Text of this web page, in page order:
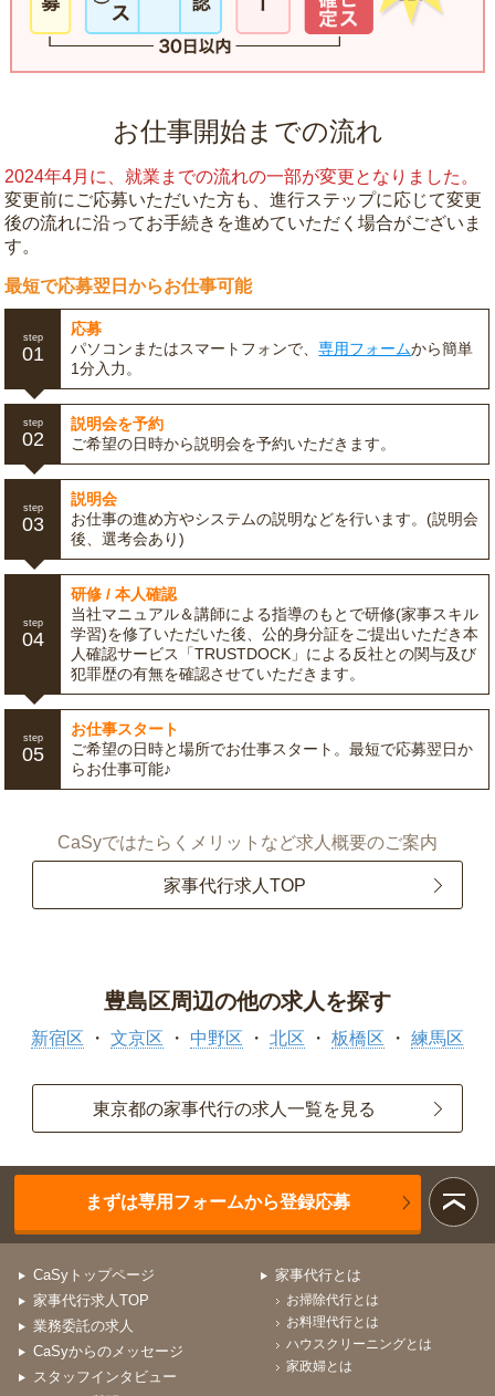
お仕事開始までの流れ
2024年4月に、就業までの流れの一部が変更となりました。
変更前にご応募いただいた方も、進行ステップに応じて変更
後の流れに沿ってお手続きを進めていただく場合がございま
す。
最短で応募翌日からお仕事可能
step
01
応募
パソコンまたはスマートフォンで、専用フォームから簡単
1分入力。
step
02
説明会を予約
ご希望の日時から説明会を予約いただきます。
step
03
説明会
お仕事の進め方やシステムの説明などを行います。(説明会
後、選考会あり)
step
04
研修 / 本人確認
当社マニュアル＆講師による指導のもとで研修(家事スキル
学習)を修了いただいた後、公的身分証をご提出いただき本
人確認サービス「TRUSTDOCK」による反社との関与及び
犯罪歴の有無を確認させていただきます。
step
05
お仕事スタート
ご希望の日時と場所でお仕事スタート。最短で応募翌日か
らお仕事可能♪
CaSyではたらくメリットなど求人概要のご案内
家事代行求人TOP
豊島区周辺の他の求人を探す
新宿区 文京区 中野区 北区 板橋区 練馬区
東京都の家事代行の求人一覧を見る
まずは専用フォームから登録応募
CaSyトップページ
家事代行求人TOP
業務委託の求人
CaSyからのメッセージ
スタッフインタビュー
家事代行とは
お掃除代行とは
お料理代行とは
ハウスクリーニングとは
家政婦とは